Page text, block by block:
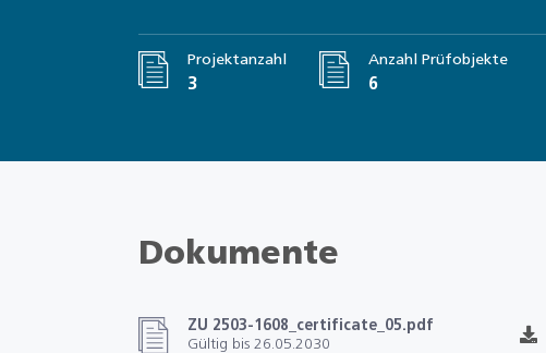
Projektanzahl
3
Anzahl Prüfobjekte
6
Dokumente
ZU 2503-1608_certificate_05.pdf
Gültig bis 26.05.2030